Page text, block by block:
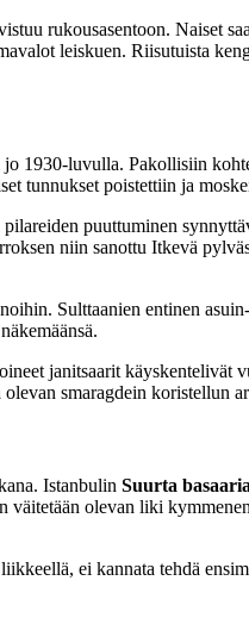
rukousasentoon. Naiset
leiskuen. Riisutuista
jo 1930-luvulla. Pakollisiin
tunnukset poistettiin ja
puuttuminen
niin sanottu Itkevä
Sulttaanien entinen
janitsaarit käyskentelivät
smaragdein koristellun
Istanbulin Suurta basaaria
olevan liki
ei kannata tehdä